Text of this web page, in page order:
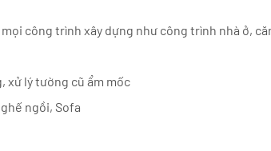
công trình xây dựng như công trình nhà ở,
xử lý tường cũ ẩm mốc
ngồi, Sofa